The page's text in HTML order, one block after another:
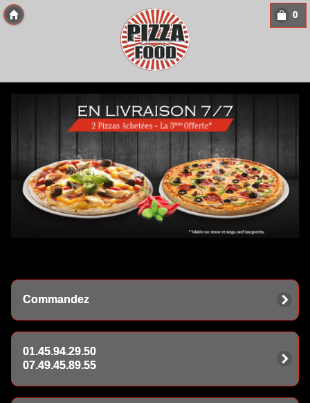
0
Commandez
01.45.94.29.50
07.49.45.89.55
Copyright 2013 Des-Click Com